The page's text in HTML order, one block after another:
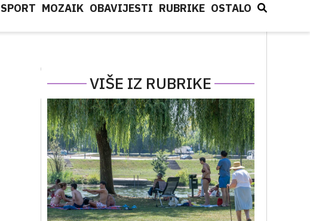
SPORT MOZAIK OBAVIJESTI RUBRIKE OSTALO
VIŠE IZ RUBRIKE